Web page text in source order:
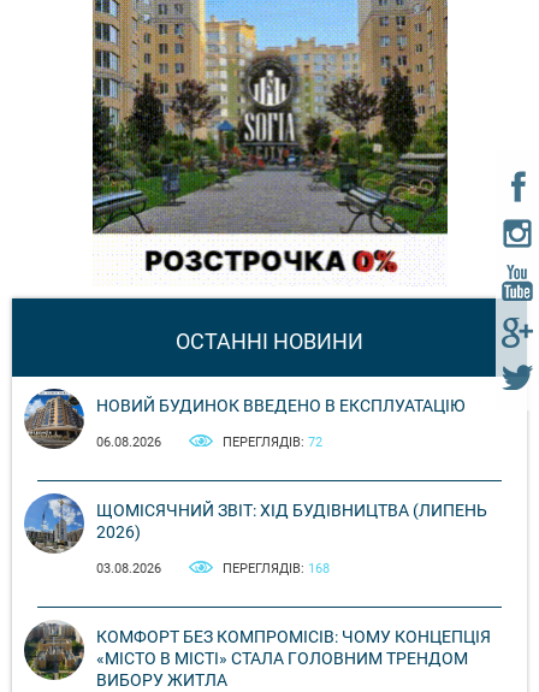
ОСТАННІ НОВИНИ
НОВИЙ БУДИНОК ВВЕДЕНО В ЕКСПЛУАТАЦІЮ
06.08.2026 ПЕРЕГЛЯДІВ: 72
ЩОМІСЯЧНИЙ ЗВІТ: ХІД БУДІВНИЦТВА (ЛИПЕНЬ
2026)
03.08.2026 ПЕРЕГЛЯДІВ: 168
КОМФОРТ БЕЗ КОМПРОМІСІВ: ЧОМУ КОНЦЕПЦІЯ
«МІСТО В МІСТІ» СТАЛА ГОЛОВНИМ ТРЕНДОМ
ВИБОРУ ЖИТЛА